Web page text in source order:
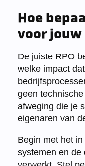
Hoe
voor
De juiste RPO
welke impact
geen
afweging die je
eigenaren van
Begin met het
systemen en de